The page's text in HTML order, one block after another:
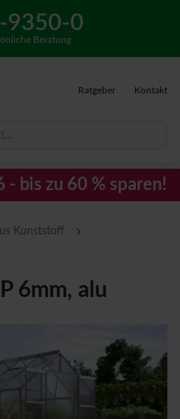
9350-0
Beratung
Ratgeber Kontakt
bis zu 60 % sparen!
Kunststoff ›
6mm, alu